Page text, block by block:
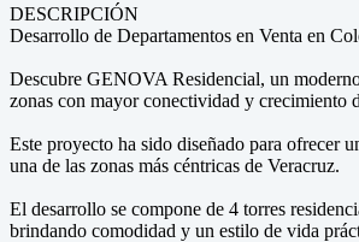
DESCRIPCIÓN
Desarrollo de Departamentos en Venta en
Descubre GENOVA Residencial, un
zonas con mayor conectividad y crecimiento
Este proyecto ha sido diseñado para ofrecer
una de las zonas más céntricas de Veracruz.
El desarrollo se compone de 4 torres
brindando comodidad y un estilo de vida